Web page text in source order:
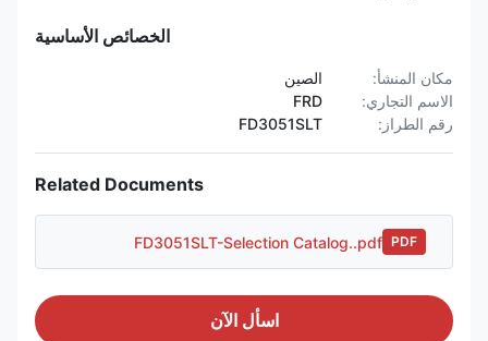
الخصائص الأساسية
مكان المنشأ:
الصين
الاسم التجاري:
رقم الطراز:
FD3051SLT
Related Documents
FD3051SLT-Selection Catalog..pdf
اسأل الآن